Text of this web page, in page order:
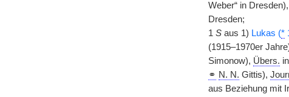
Weber“ in
Dresden;
1 Saus 1) Lukas (*
(1915–1970er
Simonow), Übers.
⚭ N. N. Gittis),
aus Beziehung mit